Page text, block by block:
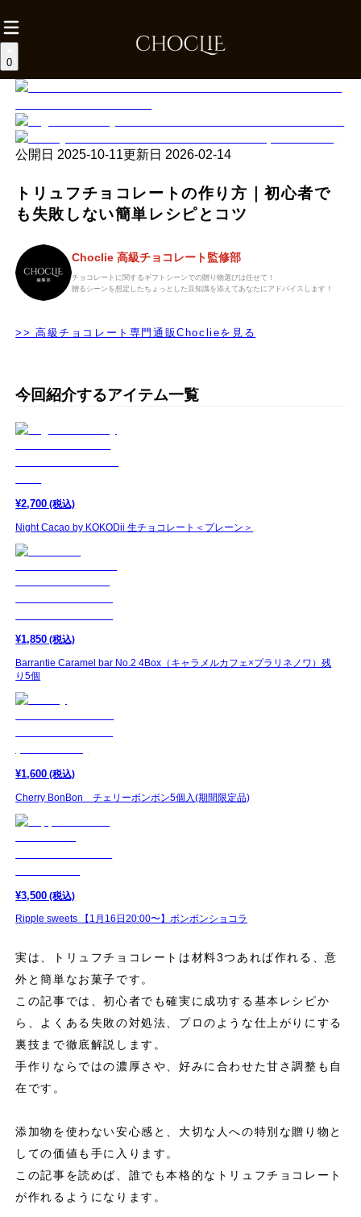
0
公開日 2025-10-11更新日 2026-02-14
トリュフチョコレートの作り方｜初心者で
も失敗しない簡単レシピとコツ
Choclie 高級チョコレート監修部
チョコレートに関するギフトシーンでの贈り物選びは任せて！
贈るシーンを想定したちょっとした豆知識を添えてあなたにアドバイスします！
>> 高級チョコレート専門通販Choclieを見る
今回紹介するアイテム一覧
¥2,700 (税込)
Night Cacao by KOKODii 生チョコレート＜プレーン＞
¥1,850 (税込)
Barrantie Caramel bar No.2 4Box（キャラメルカフェ×プラリネノワ）残
り5個
¥1,600 (税込)
Cherry BonBon チェリーボンボン5個入(期間限定品)
¥3,500 (税込)
Ripple sweets 【1月16日20:00〜】ボンボンショコラ
実は、トリュフチョコレートは材料3つあれば作れる、意
外と簡単なお菓子です。
この記事では、初心者でも確実に成功する基本レシピか
ら、よくある失敗の対処法、プロのような仕上がりにする
裏技まで徹底解説します。
手作りならではの濃厚さや、好みに合わせた甘さ調整も自
在です。
添加物を使わない安心感と、大切な人への特別な贈り物と
しての価値も手に入ります。
この記事を読めば、誰でも本格的なトリュフチョコレート
が作れるようになります。